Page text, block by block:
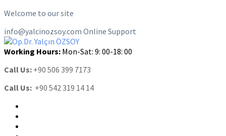
Welcome to our site
info@yalcinozsoy.com Online Support
Working Hours: Mon-Sat: 9: 00-18: 00
Call Us: +90 506 399 7173
Call Us: +90 542 319 14 14